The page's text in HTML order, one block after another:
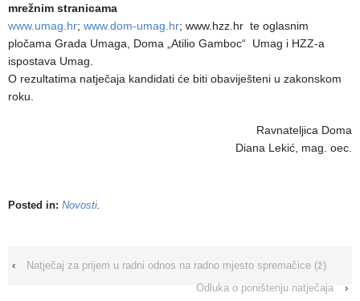
mrežnim stranicama
www.umag.hr; www.dom-umag.hr; www.hzz.hr te oglasnim
pločama Grada Umaga, Doma „Atilio Gamboc“ Umag i HZZ-a
ispostava Umag.
O rezultatima natječaja kandidati će biti obaviješteni u zakonskom
roku.
Ravnateljica Doma
Diana Lekić, mag. oec.
Posted in: Novosti
‹
Natječaj za prijem u radni odnos na radno mjesto spremačice (ž)
Odluka o poništenju natječaja
›